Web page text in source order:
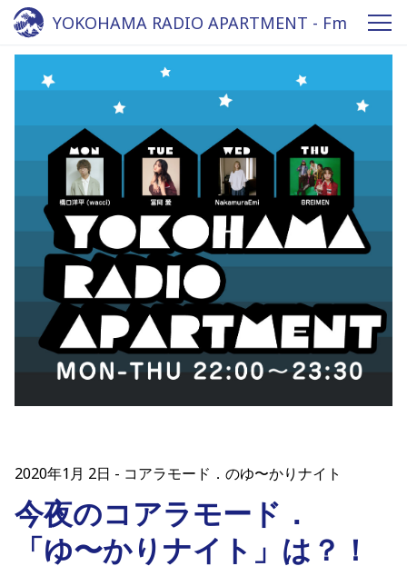
YOKOHAMA RADIO APARTMENT - Fm
yokohama 84.7
2020年1月 2日 コアラモード．のゆ〜かりナイト
今夜のコアラモード．
「ゆ〜かりナイト」は？！